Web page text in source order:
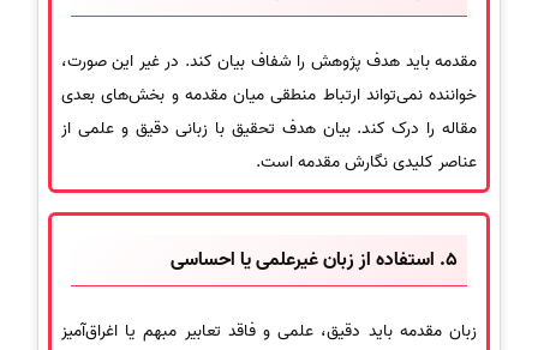
مقدمه باید هدف پژوهش را شفاف بیان کند. در غیر این صورت،
خواننده نمی‌تواند ارتباط منطقی میان مقدمه و بخش‌های بعدی
مقاله را درک کند. بیان هدف تحقیق با زبانی دقیق و علمی از
عناصر کلیدی نگارش مقدمه است.
5. استفاده از زبان غیرعلمی یا احساسی
زبان مقدمه باید دقیق، علمی و فاقد تعابیر مبهم یا اغراق‌آمیز